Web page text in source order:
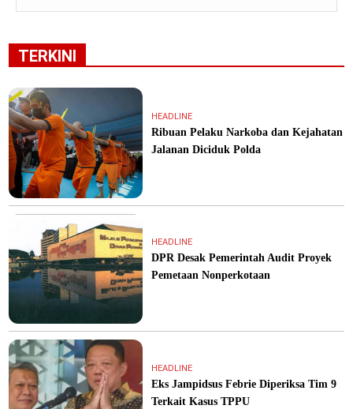
TERKINI
HEADLINE
Ribuan Pelaku Narkoba dan Kejahatan
Jalanan Diciduk Polda
HEADLINE
DPR Desak Pemerintah Audit Proyek
Pemetaan Nonperkotaan
HEADLINE
Eks Jampidsus Febrie Diperiksa Tim 9
Terkait Kasus TPPU